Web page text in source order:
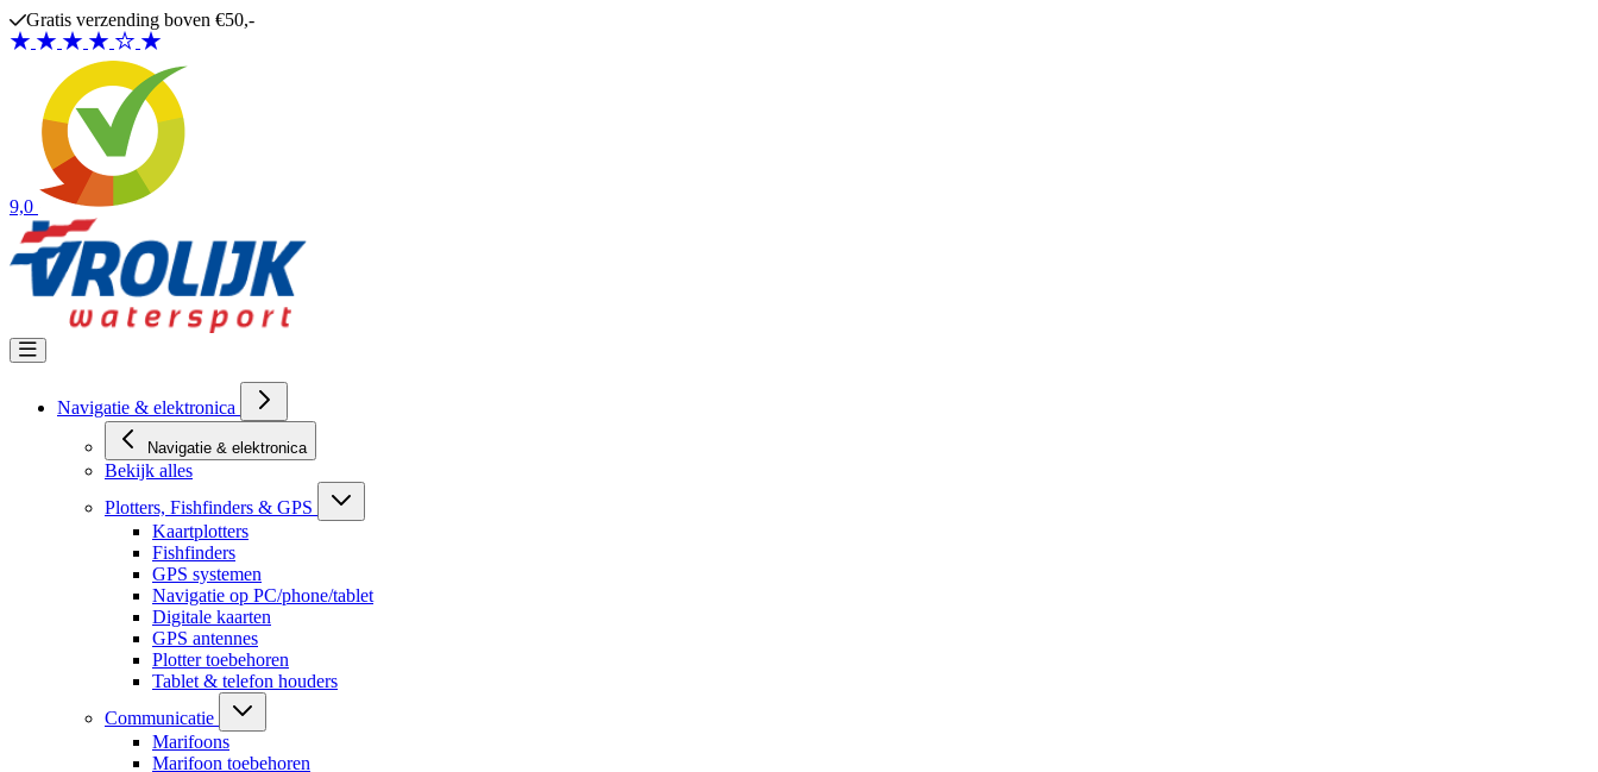
Ga naar de inhoud
Gratis verzending boven €50,-
9,0
Navigatie & elektronica
Navigatie & elektronica
Bekijk alles
Plotters, Fishfinders & GPS
Kaartplotters
Fishfinders
GPS systemen
Navigatie op PC/phone/tablet
Digitale kaarten
GPS antennes
Plotter toebehoren
Tablet & telefon houders
Communicatie
Marifoons
Marifoon toebehoren